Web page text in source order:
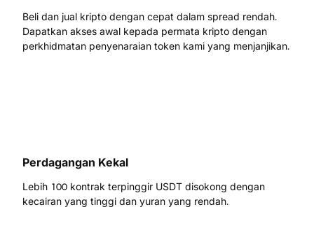
Beli dan jual kripto dengan cepat dalam spread rendah.
Dapatkan akses awal kepada permata kripto dengan
perkhidmatan penyenaraian token kami yang menjanjikan.
Perdagangan Kekal
Lebih 100 kontrak terpinggir USDT disokong dengan
kecairan yang tinggi dan yuran yang rendah.